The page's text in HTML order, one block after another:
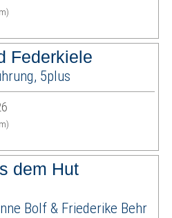
Federkiele
5plus
dem Hut
Bolf & Friederike Behr